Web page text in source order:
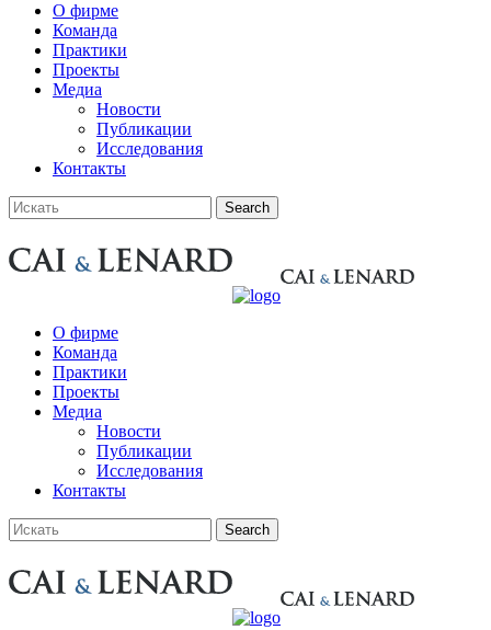
О фирме
Команда
Практики
Проекты
Медиа
Новости
Публикации
Исследования
Контакты
О фирме
Команда
Практики
Проекты
Медиа
Новости
Публикации
Исследования
Контакты